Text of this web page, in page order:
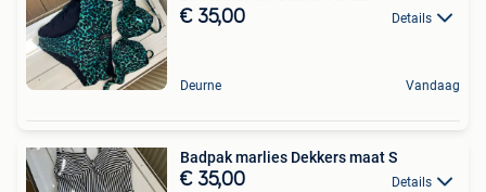
€ 35,00 Details
Deurne Vandaag
Badpak marlies Dekkers maat S
€ 35,00 Details